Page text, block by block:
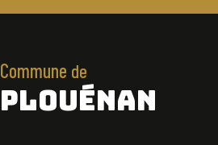
Commune de
PLOUÉNAN